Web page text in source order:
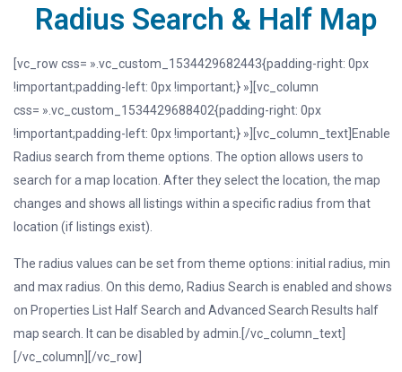
Radius Search & Half Map
[vc_row css= ».vc_custom_1534429682443{padding-right: 0px
!important;padding-left: 0px !important;} »][vc_column
css= ».vc_custom_1534429688402{padding-right: 0px
!important;padding-left: 0px !important;} »][vc_column_text]Enable
Radius search from theme options. The option allows users to
search for a map location. After they select the location, the map
changes and shows all listings within a specific radius from that
location (if listings exist).
The radius values can be set from theme options: initial radius, min
and max radius. On this demo, Radius Search is enabled and shows
on Properties List Half Search and Advanced Search Results half
map search. It can be disabled by admin.[/vc_column_text]
[/vc_column][/vc_row]